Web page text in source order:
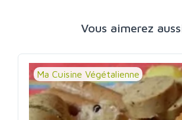
Vous aimerez
Ma Cuisine Végétalienne